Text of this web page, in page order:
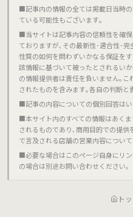
■記事内の情報の全ては掲載日当時
ている可能性もございます｡
■当サイトは記事内容の信頼性を確
ておりますが､その最新性･適合性･
性質の如何を問わずいかなる保証を
該情報に基づいて被ったとされるい
の情報提供者は責任を負いません｡
されたものを含みます｡各自の判断
■記事の内容についての個別回答は
■本サイト内のすべての情報はあく
されるものであり､商用目的での提
で言及される店舗の営業内容につい
■必要な場合はこのページ自身にリ
の場合は別途お問い合わせください｡
ト